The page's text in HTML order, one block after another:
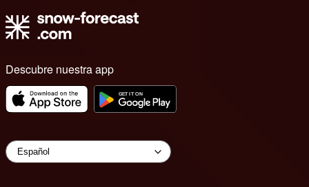
Descubre nuestra app